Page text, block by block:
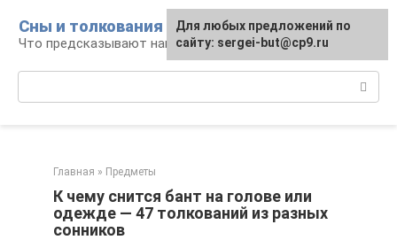
контенту
Сны и толкования
Что предсказывают нам наши сны
Главная » Предметы
К чему снится бант на голове или
одежде — 47 толкований из разных
сонников
Для любых предложений по
сайту: sergei-but@cp9.ru